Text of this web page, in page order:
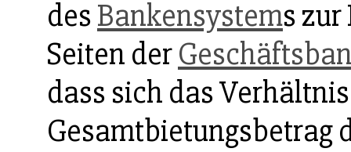
desBankensystems
Seiten der
dass sich das
Gesamtbietungsbetrag